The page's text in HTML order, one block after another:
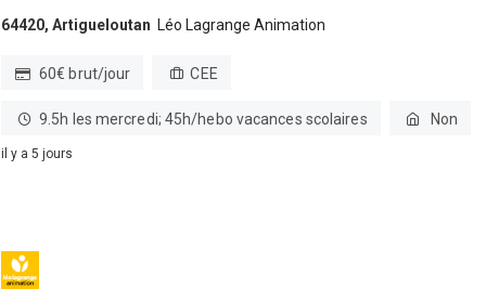
64420, Artigueloutan Léo Lagrange Animation
60€ brut/jour CEE
9.5h les mercredi; 45h/hebo vacances scolaires Non
il y a 5 jours